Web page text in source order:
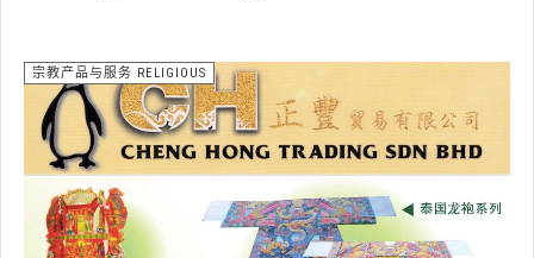
宗教产品与服务 RELIGIOUS